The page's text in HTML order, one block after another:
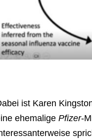
ist Karen
ehemalige Pfizer-